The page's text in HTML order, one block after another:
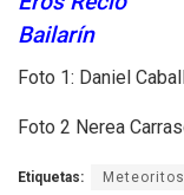
Bailarín
Foto 1: Daniel
Foto 2 Nerea
Etiquetas: